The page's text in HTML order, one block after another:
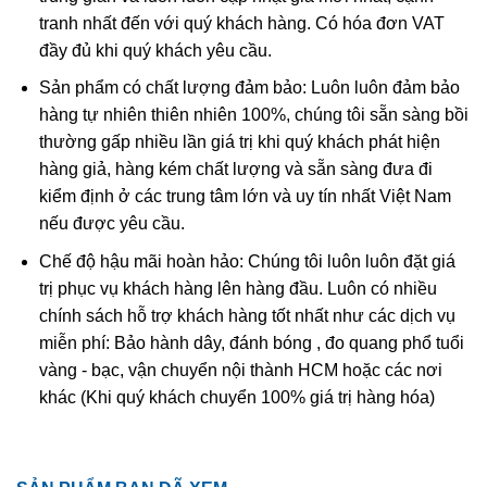
sẽ giúp bản thân tăng cường sức mạnh lý trí, tránh khỏi
những cám dỗ của vật chất, tà ma đồng thời giúp thanh
tịnh đầu óc cho một tâm trí mạnh khỏe, sáng suốt.
tranh nhất đến với quý khách hàng. Có hóa đơn VAT
đầy đủ khi quý khách yêu cầu.
Sản phẩm có chất lượng đảm bảo: Luôn luôn đảm bảo
hàng tự nhiên thiên nhiên 100%, chúng tôi sẵn sàng bồi
thường gấp nhiều lần giá trị khi quý khách phát hiện
hàng giả, hàng kém chất lượng và sẵn sàng đưa đi
kiểm định ở các trung tâm lớn và uy tín nhất Việt Nam
nếu được yêu cầu.
Chế độ hậu mãi hoàn hảo: Chúng tôi luôn luôn đặt giá
trị phục vụ khách hàng lên hàng đầu. Luôn có nhiều
chính sách hỗ trợ khách hàng tốt nhất như các dịch vụ
miễn phí: Bảo hành dây, đánh bóng , đo quang phổ tuổi
vàng - bạc, vận chuyển nội thành HCM hoặc các nơi
khác (Khi quý khách chuyển 100% giá trị hàng hóa)